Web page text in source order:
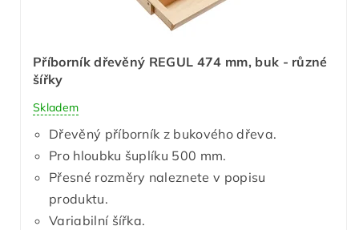
Příborník dřevěný REGUL 474 mm, buk - různé
šířky
Skladem
Dřevěný příborník z bukového dřeva.
Pro hloubku šuplíku 500 mm.
Přesné rozměry naleznete v popisu
produktu.
Variabilní šířka.